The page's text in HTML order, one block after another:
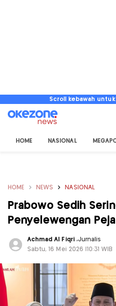
Scroll kebawah
HOME NASIONAL
HOME NEWS NASIONAL
Prabowo Sedih
Penyelewengan
Achmad Al Fiqri ,Jurnalis
Sabtu, 16 Mei 2026 |10:31 WIB